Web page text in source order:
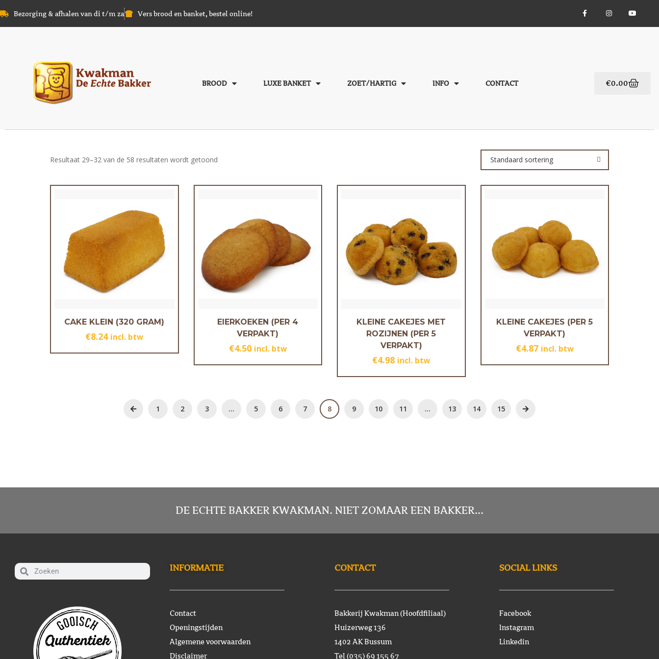
Bezorging & afhalen van di t/m za Vers brood en banket, bestel online!
BROOD LUXE BANKET ZOET/HARTIG INFO CONTACT €0.00
Resultaat 29–32 van de 58 resultaten wordt getoond Standaard sortering
CAKE KLEIN (320 GRAM)
€8.24 incl. btw
EIERKOEKEN (PER 4
VERPAKT)
€4.50 incl. btw
KLEINE CAKEJES MET
ROZIJNEN (PER 5
VERPAKT)
€4.98 incl. btw
KLEINE CAKEJES (PER 5
VERPAKT)
€4.87 incl. btw
1 2 3 … 5 6 7 8 9 10 11 … 13 14 15
DE ECHTE BAKKER KWAKMAN. NIET ZOMAAR EEN BAKKER...
INFORMATIE
Contact
Openingstijden
Algemene voorwaarden
Disclaimer
CONTACT
Bakkerij Kwakman (Hoofdfiliaal)
Huizerweg 136
1402 AK Bussum
Tel (035) 69 155 67
SOCIAL LINKS
Facebook
Instagram
Linkedin